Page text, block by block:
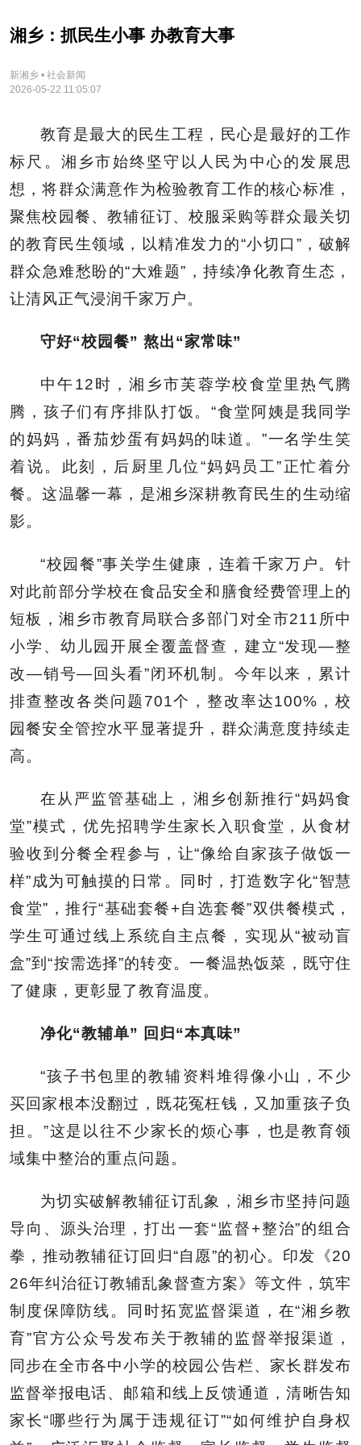
湘乡：抓民生小事 办教育大事
新湘乡 • 社会新闻
2026-05-22 11:05:07
教育是最大的民生工程，民心是最好的工作
标尺。湘乡市始终坚守以人民为中心的发展思
想，将群众满意作为检验教育工作的核心标准，
聚焦校园餐、教辅征订、校服采购等群众最关切
的教育民生领域，以精准发力的“小切口”，破解
群众急难愁盼的“大难题”，持续净化教育生态，
让清风正气浸润千家万户。
守好“校园餐” 熬出“家常味”
中午12时，湘乡市芙蓉学校食堂里热气腾
腾，孩子们有序排队打饭。“食堂阿姨是我同学
的妈妈，番茄炒蛋有妈妈的味道。”一名学生笑
着说。此刻，后厨里几位“妈妈员工”正忙着分
餐。这温馨一幕，是湘乡深耕教育民生的生动缩
影。
“校园餐”事关学生健康，连着千家万户。针
对此前部分学校在食品安全和膳食经费管理上的
短板，湘乡市教育局联合多部门对全市211所中
小学、幼儿园开展全覆盖督查，建立“发现—整
改—销号—回头看”闭环机制。今年以来，累计
排查整改各类问题701个，整改率达100%，校
园餐安全管控水平显著提升，群众满意度持续走
高。
在从严监管基础上，湘乡创新推行“妈妈食
堂”模式，优先招聘学生家长入职食堂，从食材
验收到分餐全程参与，让“像给自家孩子做饭一
样”成为可触摸的日常。同时，打造数字化“智慧
食堂”，推行“基础套餐+自选套餐”双供餐模式，
学生可通过线上系统自主点餐，实现从“被动盲
盒”到“按需选择”的转变。一餐温热饭菜，既守住
了健康，更彰显了教育温度。
净化“教辅单” 回归“本真味”
“孩子书包里的教辅资料堆得像小山，不少
买回家根本没翻过，既花冤枉钱，又加重孩子负
担。”这是以往不少家长的烦心事，也是教育领
域集中整治的重点问题。
为切实破解教辅征订乱象，湘乡市坚持问题
导向、源头治理，打出一套“监督+整治”的组合
拳，推动教辅征订回归“自愿”的初心。印发《20
26年纠治征订教辅乱象督查方案》等文件，筑牢
制度保障防线。同时拓宽监督渠道，在“湘乡教
育”官方公众号发布关于教辅的监督举报渠道，
同步在全市各中小学的校园公告栏、家长群发布
监督举报电话、邮箱和线上反馈通道，清晰告知
家长“哪些行为属于违规征订”“如何维护自身权